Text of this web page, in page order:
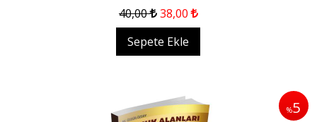
40,00 38,00
Sepete Ekle
%5